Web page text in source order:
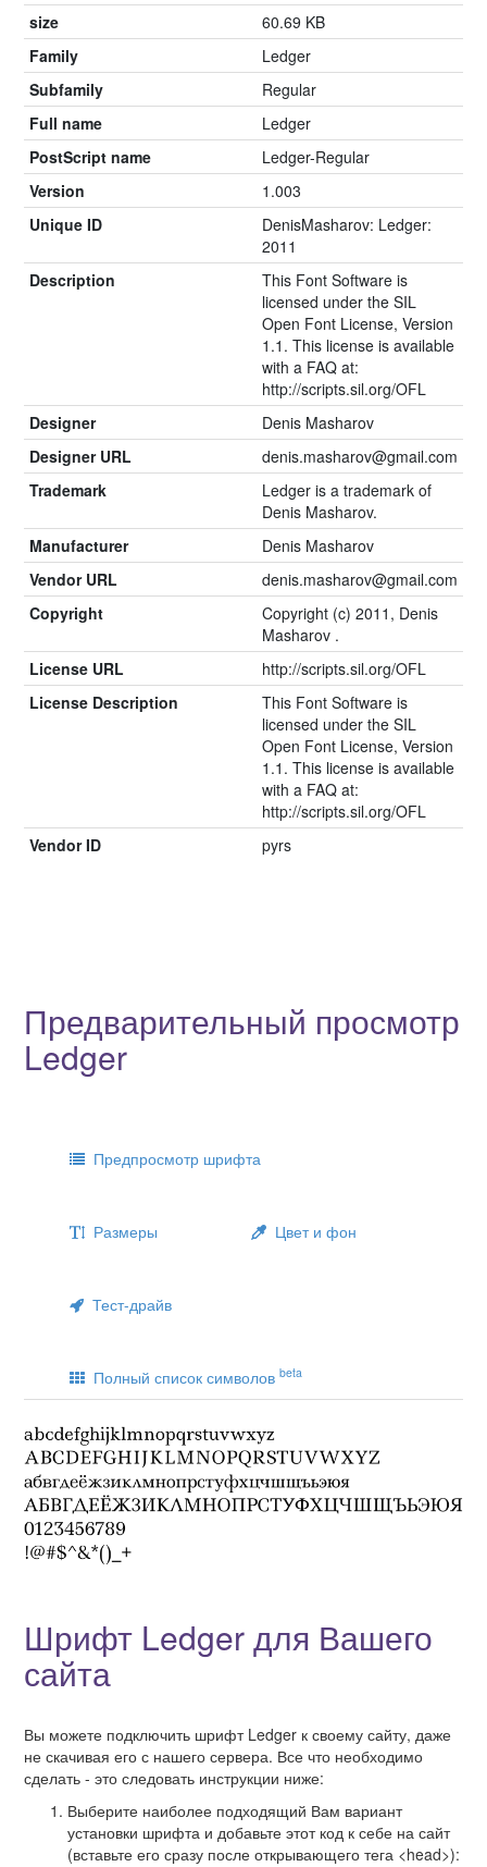
size
60.69 KB
Family
Ledger
Subfamily
Regular
Full name
Ledger
PostScript name
Ledger-Regular
Version
1.003
Unique ID
DenisMasharov: Ledger:
2011
Description
This Font Software is
licensed under the SIL
Open Font License, Version
1.1. This license is available
with a FAQ at:
http://scripts.sil.org/OFL
Designer
Denis Masharov
Designer URL
denis.masharov@gmail.com
Trademark
Ledger is a trademark of
Denis Masharov.
Manufacturer
Denis Masharov
Vendor URL
denis.masharov@gmail.com
Copyright
Copyright (c) 2011, Denis
Masharov .
License URL
http://scripts.sil.org/OFL
License Description
This Font Software is
licensed under the SIL
Open Font License, Version
1.1. This license is available
with a FAQ at:
http://scripts.sil.org/OFL
Vendor ID
pyrs
Предварительный просмотр
Ledger
Предпросмотр шрифта
Размеры Цвет и фон
Тест-драйв
Полный список символов beta
Шрифт Ledger для Вашего
сайта
Вы можете подключить шрифт Ledger к своему сайту, даже
не скачивая его с нашего сервера. Все что необходимо
сделать - это следовать инструкции ниже:
Выберите наиболее подходящий Вам вариант
установки шрифта и добавьте этот код к себе на сайт
(вставьте его сразу после открывающего тега <head>):